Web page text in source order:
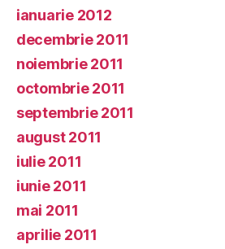
ianuarie 2012
decembrie 2011
noiembrie 2011
octombrie 2011
septembrie 2011
august 2011
iulie 2011
iunie 2011
mai 2011
aprilie 2011